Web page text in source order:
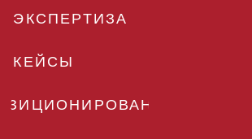
ЭКСПЕРТИЗА
КЕЙСЫ